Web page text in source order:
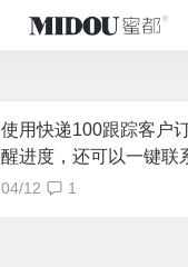
使用快递100跟踪客户
醒进度，还可以一键联
04/12 1